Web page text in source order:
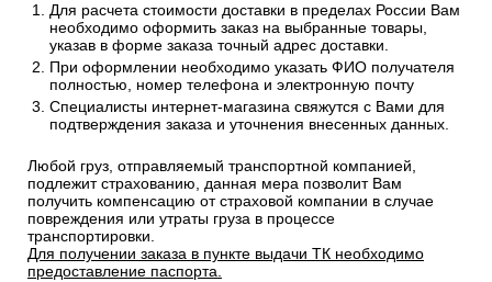
Для расчета стоимости доставки в пределах России Вам
необходимо оформить заказ на выбранные товары,
указав в форме заказа точный адрес доставки.
При оформлении необходимо указать ФИО получателя
полностью, номер телефона и электронную почту
Специалисты интернет-магазина свяжутся с Вами для
подтверждения заказа и уточнения внесенных данных.
Любой груз, отправляемый транспортной компанией,
подлежит страхованию, данная мера позволит Вам
получить компенсацию от страховой компании в случае
повреждения или утраты груза в процессе
транспортировки.
Для получении заказа в пункте выдачи ТК необходимо
предоставление паспорта.